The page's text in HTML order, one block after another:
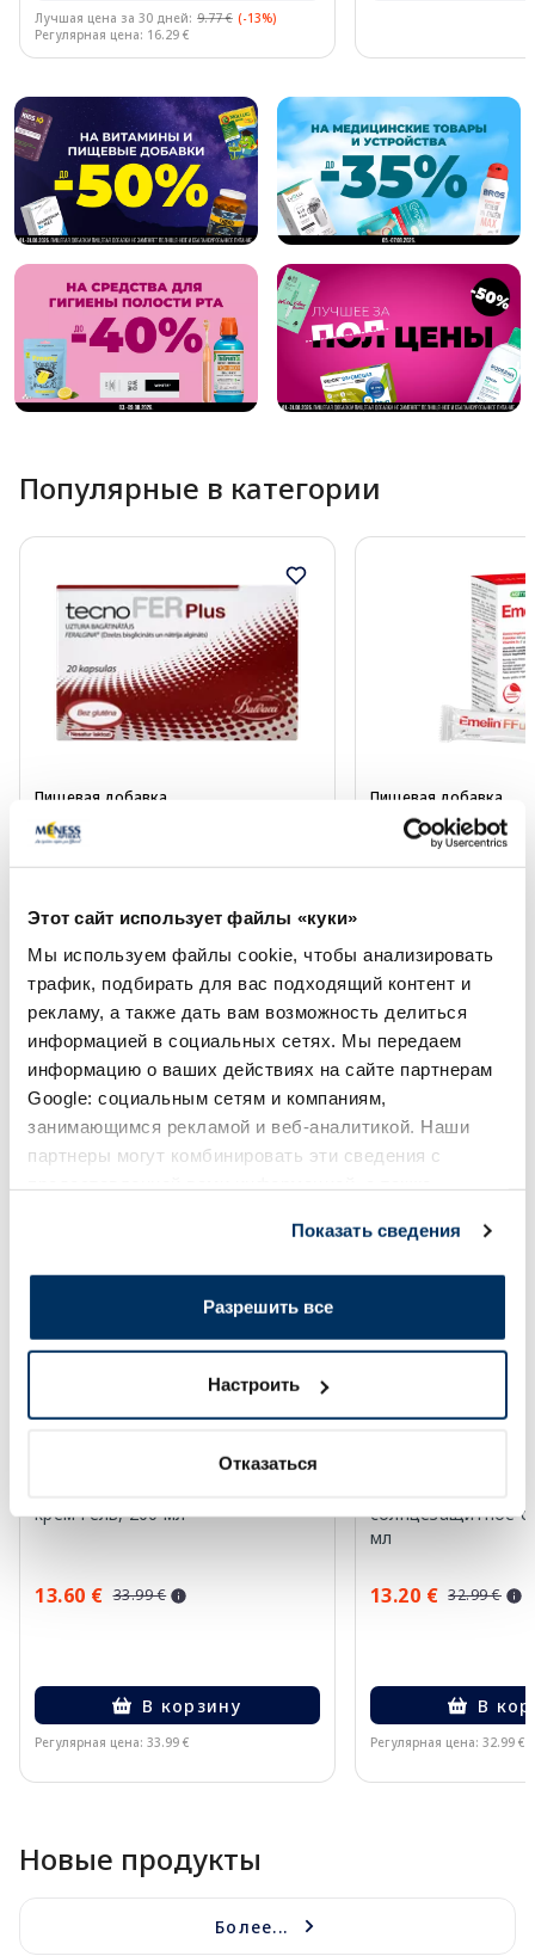
Этот сайт использует файлы «куки»
Мы используем файлы cookie, чтобы анализировать
трафик, подбирать для вас подходящий контент и
рекламу, а также дать вам возможность делиться
информацией в социальных сетях. Мы передаем
информацию о ваших действиях на сайте партнерам
Google: социальным сетям и компаниям,
занимающимся рекламой и веб-аналитикой. Наши
партнеры могут комбинировать эти сведения с
Показать сведения
Разрешить все
Настроить
Отказаться
Лучшая цена за 30 дней: 9.77 € (-13%)
Регулярная цена: 16.29 €
Популярные в категории
Пищевая добавка
TECNOFER Plus капсулы, 20 шт.
22.69 €
В корзину
Пищевая добавка
EMELIN FF Liquid
mcg/2 mcg
Page 1 of 10
Солнечная защита летом ☀️
Более...
-60%
крем-гель, 200 мл
13.60 € 33.99 €
В корзину
Регулярная цена: 33.99 €
-60%
солнцезащитное
мл
13.20 € 32.99 €
В
Регулярная цена: 32.99 €
Новые продукты
Более...